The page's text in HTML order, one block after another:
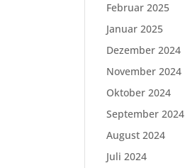
Februar 2025
Januar 2025
Dezember 2024
November 2024
Oktober 2024
September 2024
August 2024
Juli 2024